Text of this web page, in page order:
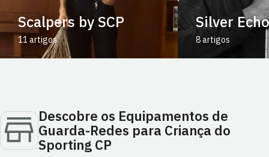
Scalpers by SCP
11 artigos
Silver Echo
8 artigos
Descobre os Equipamentos de
Guarda-Redes para Criança do
Sporting CP